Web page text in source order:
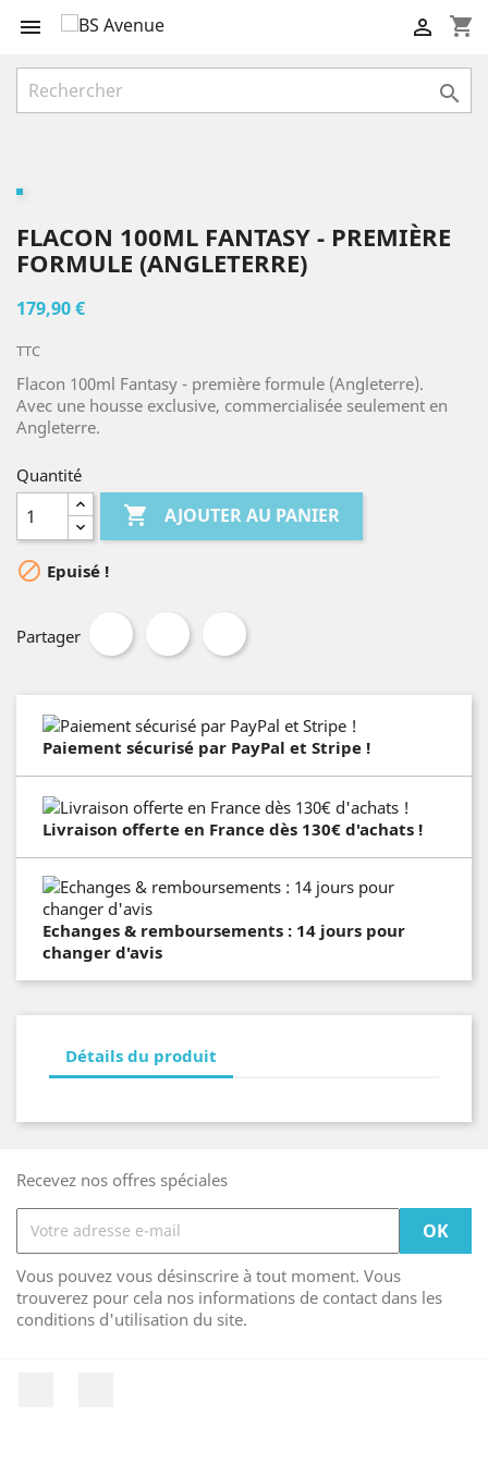
 shopping_cart


FLACON 100ML FANTASY - PREMIÈRE
FORMULE (ANGLETERRE)
179,90 €
TTC
Flacon 100ml Fantasy - première formule (Angleterre).
Avec une housse exclusive, commercialisée seulement en
Angleterre.
Quantité
 AJOUTER AU PANIER
 Epuisé !
Partager
Paiement sécurisé par PayPal et Stripe !
Livraison offerte en France dès 130€ d'achats !
Echanges & remboursements : 14 jours pour
changer d'avis
Détails du produit
Recevez nos offres spéciales
Vous pouvez vous désinscrire à tout moment. Vous
trouverez pour cela nos informations de contact dans les
conditions d'utilisation du site.